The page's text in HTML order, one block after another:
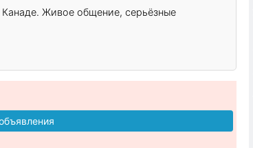
Живое общение, серьёзные